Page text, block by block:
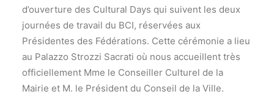
d’ouverture des Cultural Days qui suivent les deux
journées de travail du BCI, réservées aux
Présidentes des Fédérations. Cette cérémonie a lieu
au Palazzo Strozzi Sacrati où nous accueillent très
officiellement Mme le Conseiller Culturel de la
Mairie et M. le Président du Conseil de la Ville.